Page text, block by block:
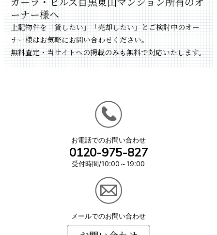
ーナー様へ
上記物件を「貸したい」「売却したい」とご検討中のオー
ナー様はお気軽にお問い合わせください。
無料査定・当サイトへの掲載のみも無料で対応いたします。
お電話でのお問い合わせ
0120-975-827
受付時間/10:00～19:00
メールでのお問い合わせ